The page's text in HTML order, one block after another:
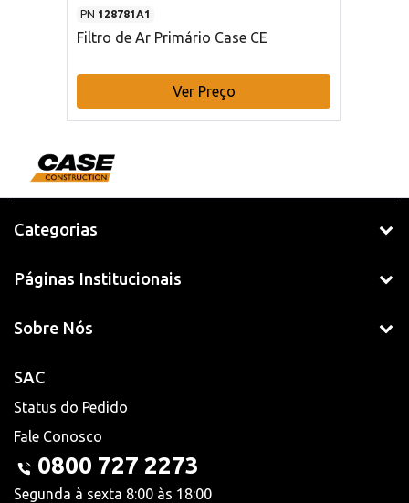
PN 128781A1
Filtro de Ar Primário Case CE
Ver Preço
Categorias
Páginas Institucionais
Sobre Nós
SAC
Status do Pedido
Fale Conosco
0800 727 2273
Segunda à sexta 8:00 às 18:00